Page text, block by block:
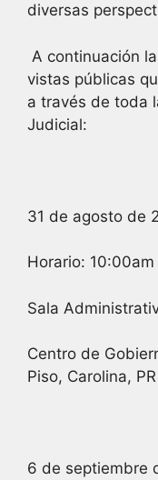
diversas
A continuación
vistas públicas
a través de toda
Judicial:
31 de agosto de
Horario:
Sala
Centro de
Piso, Carolina, PR
6 de septiembre